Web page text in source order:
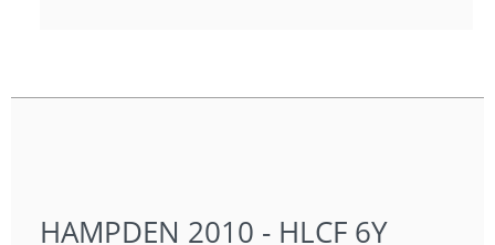
HAMPDEN 2010 - HLCF 6Y